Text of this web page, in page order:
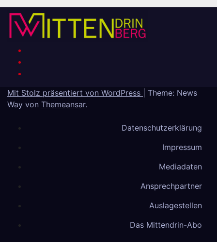
Mit Stolz präsentiert von WordPress
Theme: News
Way von Themeansar.
Datenschutzerklärung
Impressum
Mediadaten
Ansprechpartner
Auslagestellen
Das Mittendrin-Abo